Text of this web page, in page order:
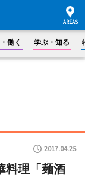
働く 学ぶ・知る
2017.04.25
料理「麺酒